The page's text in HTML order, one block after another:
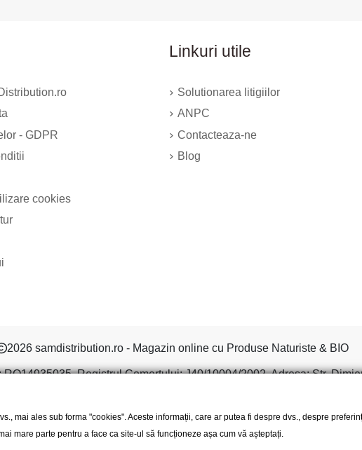
- GDPR
cookies
Linkuri utile
Solutionarea litigiilor
ANPC
Contacteaza-ne
Blog
2026 samdistribution.ro - Magazin online cu Produse Naturiste & BIO
Registrul Comertului: J40/10004/2002, Adresa: Str.
mai ales sub forma "cookies". Aceste informații, care ar putea fi despre dvs., despre
mare parte pentru a face ca site-ul să funcționeze așa cum vă așteptați.